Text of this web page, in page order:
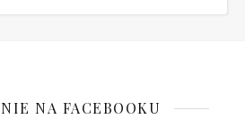
NA FACEBOOKU